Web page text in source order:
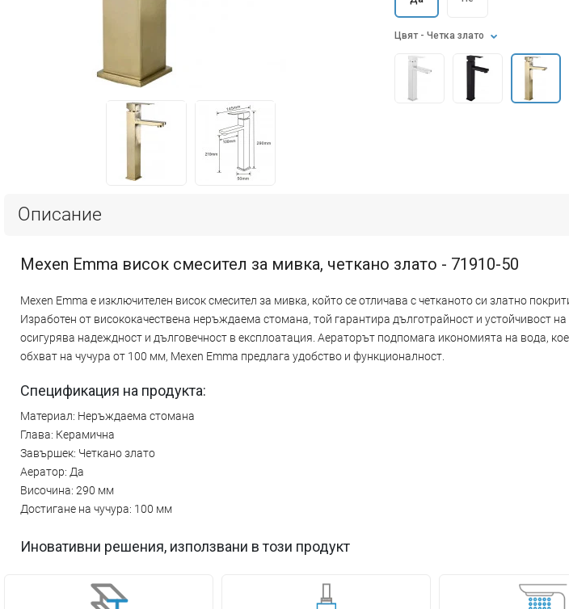
Цвят- Четка злато
Описание
Mexen Emma висок смесител за мивка, четкано злато - 71910-50
Mexen Emma е изключителен висок смесител за мивка, който се отличава с четканото си златно
Изработен от висококачествена неръждаема стомана, той гарантира дълготрайност и устойчивост
осигурява надеждност и дълговечност в експлоатация. Аераторът подпомага икономията на вода,
обхват на чучура от 100 мм, Mexen Emma предлага удобство и функционалност.
Спецификация на продукта:
Материал: Неръждаема стомана
Глава: Керамична
Завършек: Четкано злато
Аератор: Да
Височина: 290 мм
Достигане на чучура: 100 мм
Иновативни решения, използвани в този продукт